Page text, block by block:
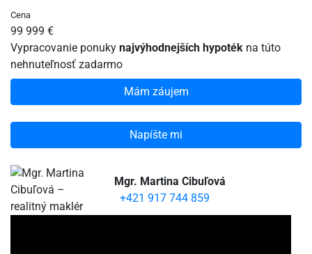
Cena
99 999 €
Vypracovanie ponuky najvýhodnejších hypoték na túto
nehnuteľnosť zadarmo
Mám záujem
Napíšte mi
Mgr. Martina Cibuľová
+421 917 744 859